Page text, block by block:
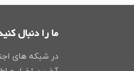
ما را دنبال
در شبکه های